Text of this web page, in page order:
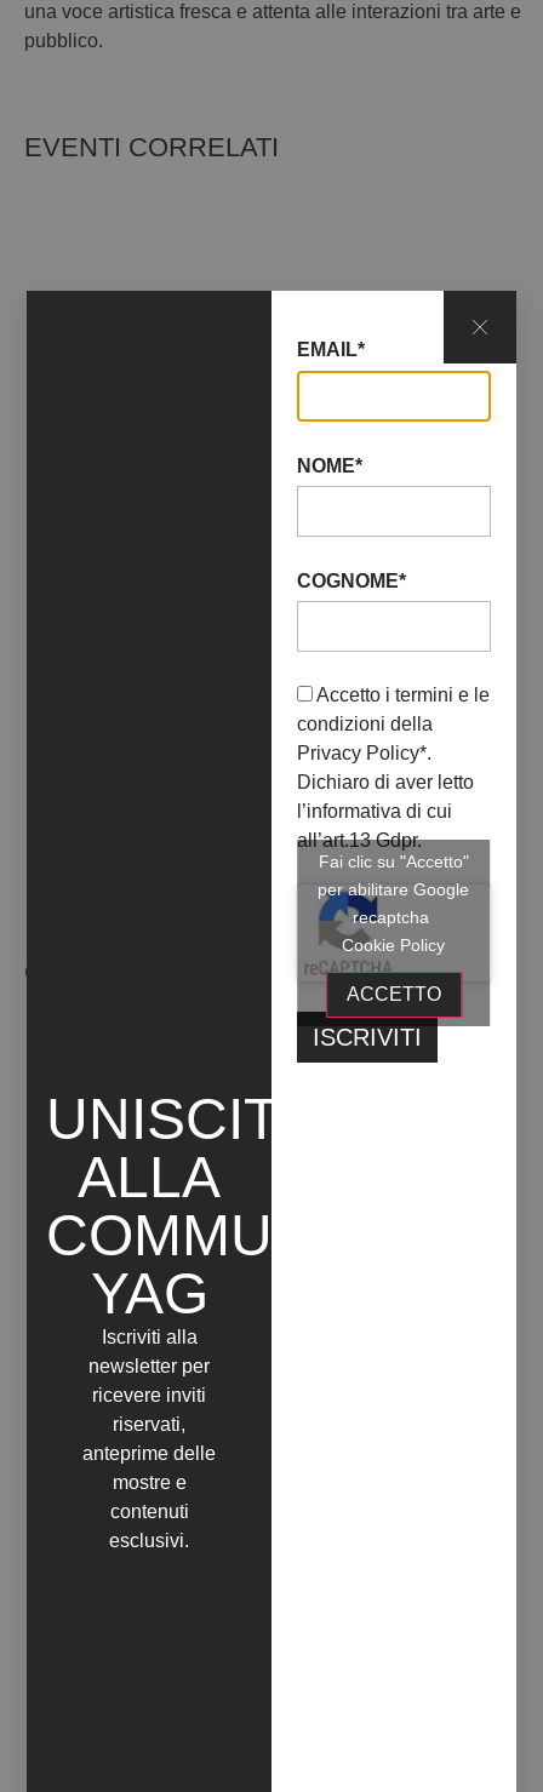
una voce artistica fresca e attenta alle interazioni tra arte e
pubblico.
EVENTI CORRELATI
IMPURO / SOSTARE
NELL’INSOLUTO
OPERE ARTISTA
UNISCITI
ALLA
COMMUNITY
YAG
Iscriviti alla
newsletter per
ricevere inviti
riservati,
anteprime delle
mostre e
contenuti
esclusivi.
EMAIL*
NOME*
COGNOME*
Accetto i termini e le
condizioni della
Privacy Policy*.
Dichiaro di aver letto
l’informativa di cui
all’art.13 Gdpr.
Fai clic su "Accetto"
per abilitare Google
recaptcha
Cookie Policy
ACCETTO